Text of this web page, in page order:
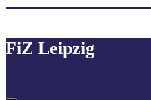
FiZ Leipzig